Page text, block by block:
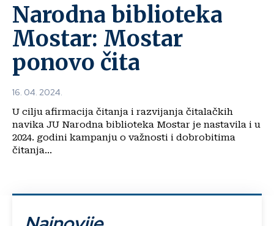
Narodna biblioteka
Mostar: Mostar
ponovo čita
16. 04. 2024.
U cilju afirmacija čitanja i razvijanja čitalačkih
navika JU Narodna biblioteka Mostar je nastavila i u
2024. godini kampanju o važnosti i dobrobitima
čitanja...